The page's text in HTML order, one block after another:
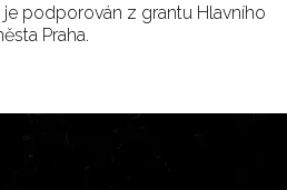
podporován z grantu Hlavního
Praha.